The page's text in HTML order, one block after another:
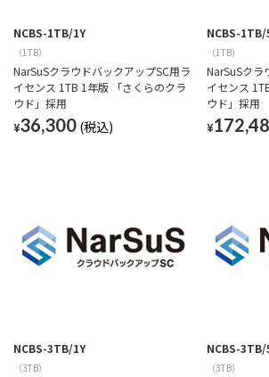
NCBS-1TB/1Y
（1TB）
NarSuSクラウドバックアップSC用ラ
イセンス 1TB 1年版 「さくらのクラ
ウド」採用
¥36,300
NCBS-1TB/
（1TB）
NarSuSクラ
イセンス
ウド」採用
¥
NCBS-3TB/1Y
（3TB）
NCBS-3TB/
（3TB）